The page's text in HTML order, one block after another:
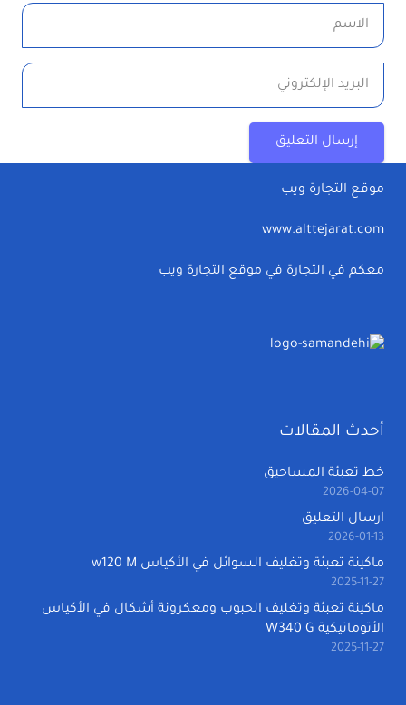
إرسال التعليق
موقع التجارة ويب
www.alttejarat.com
معكم في التجارة في موقع التجارة ويب
أحدث المقالات
خط تعبئة المساحيق
2026-04-07
ارسال التعليق
2026-01-13
ماكينة تعبئة وتغليف السوائل في الأكياس w120 M
2025-11-27
ماكينة تعبئة وتغليف الحبوب ومعكرونة أشكال في الأكياس
الأتوماتيكية W340 G
2025-11-27